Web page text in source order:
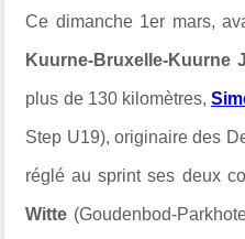
Ce dimanche 1er mars,
Kuurne-Bruxelle-Kuurne
plus de 130 kilomètres,
Step U19), originaire des
réglé au sprint ses deux
Witte (Goudenbod-